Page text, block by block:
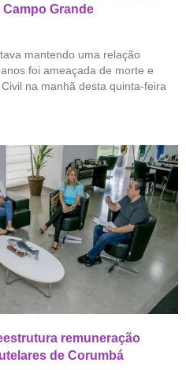
Campo Grande
mantendo uma relação
foi ameaçada de morte e
na manhã desta quinta-feira
remuneração
de Corumbá